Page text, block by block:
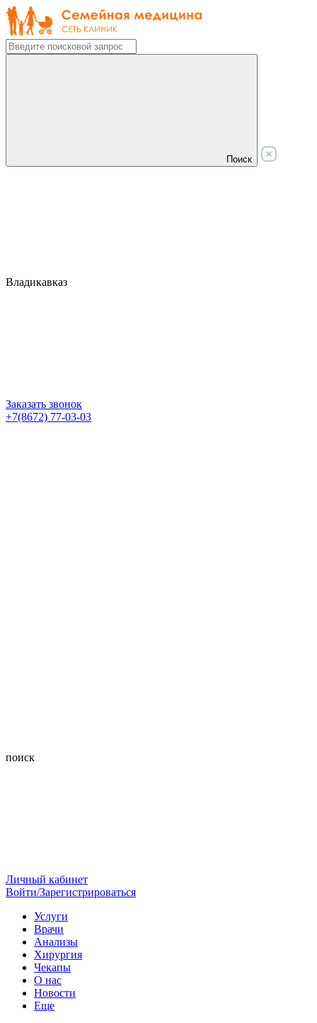
Поиск
Владикавказ
Заказать звонок
+7(8672) 77-03-03
поиск
Личный кабинет
Войти/Зарегистрироваться
Услуги
Врачи
Анализы
Хирургия
Чекапы
О нас
Новости
Еще